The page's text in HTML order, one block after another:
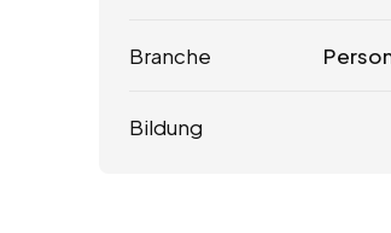
Branche
Bildung